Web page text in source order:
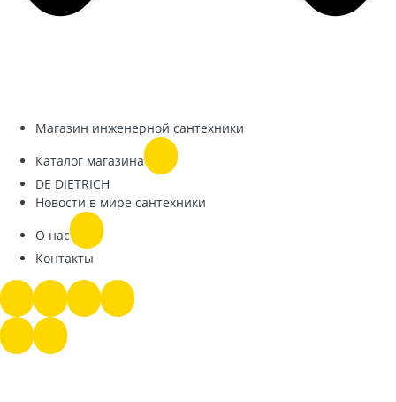
Магазин инженерной сантехники
Каталог магазина
DE DIETRICH
Новости в мире сантехники
О нас
Контакты